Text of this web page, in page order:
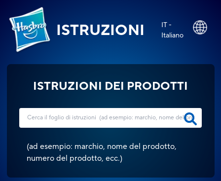
ISTRUZIONI
IT -
Italiano
ISTRUZIONI DEI PRODOTTI
(ad esempio: marchio, nome del prodotto,
numero del prodotto, ecc.)